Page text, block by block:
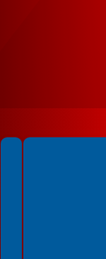
Spełniamy standardy WCAG 2.2
Spełniamy standardy W3C